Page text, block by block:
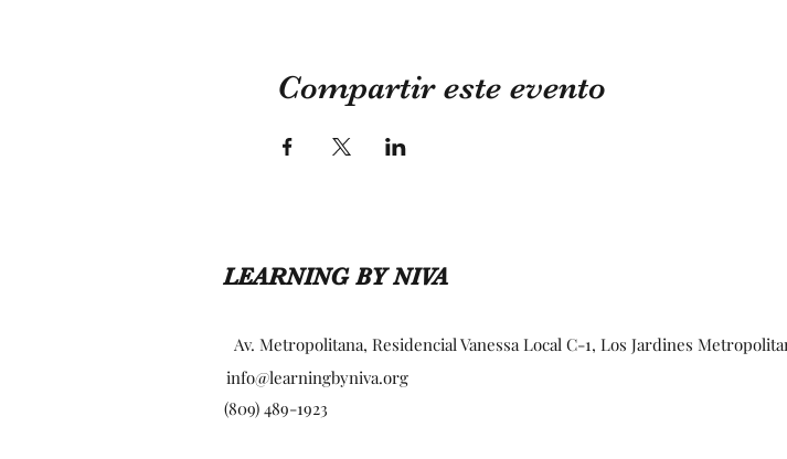
Compartir este evento
LEARNING BY NIVA
Av. Metropolitana, Residencial Vanessa Local C-1, Los Jardines
info@learningbyniva.org
(809) 489-1923